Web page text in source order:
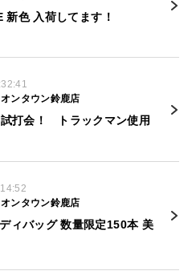
新色 入荷してます！
ンタウン鈴鹿店
打会！ トラックマン使用
ンタウン鈴鹿店
ィバッグ 数量限定150本 美